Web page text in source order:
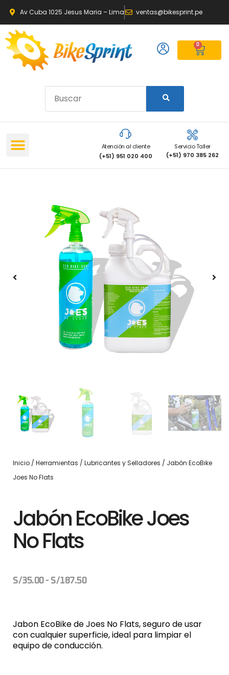
Av Cuba 1025 Jesus Maria – Lima ventas@bikesprint.pe
0
Atención al cliente
(+51) 951 020 400
Servicio Taller
(+51) 970 385 262
Inicio / Herramientas / Lubricantes y Selladores / Jabón EcoBike
Joes No Flats
Jabón EcoBike Joes
No Flats
S/35.00- S/187.50
Jabon EcoBike de Joes No Flats, seguro de usar
con cualquier superficie, ideal para limpiar el
equipo de conducción.